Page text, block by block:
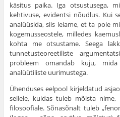
käsitus paika. Iga otsustusega,
kehtivuse, evidentsi nõudlus. Kui
analüüsida, siis leiame, et ta pole
kogemusseostele, milledes
kohta me otsustame. Seega
tunnetusteoreetiliste
probleem omandab kuju,
analüütiliste uurimustega.
Ühenduses eelpool kirjeldatud
sellele, kuidas tuleb mõista
filosoofiale. Sõnasõnalt tuleb